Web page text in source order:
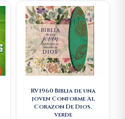
RV1960 Biblia de una
joven Conforme Al
Corazon De Dios.
verde
Original
price
was:
$287.500.
Current